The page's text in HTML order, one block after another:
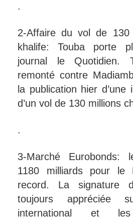
.
2-Affaire du vol de 130
khalife: Touba porte
journal le Quotidien.
remonté contre
la publication hier
d’un vol de 130 millions
.
3-Marché Eurobonds:
1180 milliards pour
record. La signature
toujours appréciée
international et les